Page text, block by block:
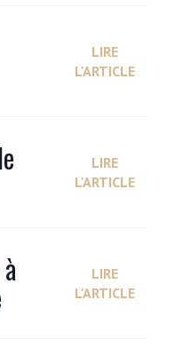
LIRE
L'ARTICLE
LIRE
L'ARTICLE
LIRE
L'ARTICLE